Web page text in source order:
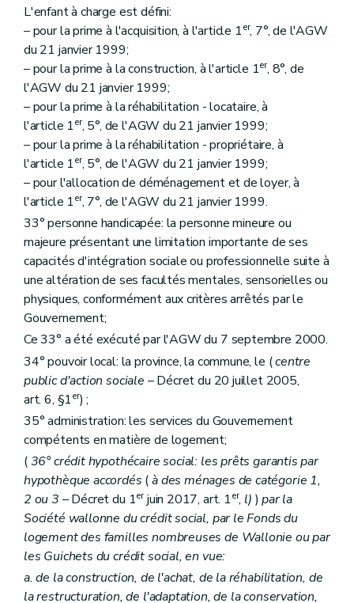
L'enfant à charge est défini:
– pour la prime à l'acquisition, à l'article 1er, 7°, de l'AGW
du 21 janvier 1999;
– pour la prime à la construction, à l'article 1er, 8°, de
l'AGW du 21 janvier 1999;
– pour la prime à la réhabilitation - locataire, à
l'article 1er, 5°, de l'AGW du 21 janvier 1999;
– pour la prime à la réhabilitation - propriétaire, à
l'article 1er, 5°, de l'AGW du 21 janvier 1999;
– pour l'allocation de déménagement et de loyer, à
l'article 1er, 7°, de l'AGW du 21 janvier 1999.
33° personne handicapée: la personne mineure ou
majeure présentant une limitation importante de ses
capacités d'intégration sociale ou professionnelle suite à
une altération de ses facultés mentales, sensorielles ou
physiques, conformément aux critères arrêtés par le
Gouvernement;
Ce 33° a été exécuté par l'AGW du 7 septembre 2000.
34° pouvoir local: la province, la commune, le (centre
public d'action sociale – Décret du 20 juillet 2005,
art. 6, §1er) ;
35° administration: les services du Gouvernement
compétents en matière de logement;
(36° crédit hypothécaire social: les prêts garantis par
hypothèque accordés (à des ménages de catégorie 1,
2 ou 3 – Décret du 1erjuin 2017, art. 1er, l) )par la
Société wallonne du crédit social, par le Fonds du
logement des familles nombreuses de Wallonie ou par
les Guichets du crédit social, en vue:
a. de la construction, de l'achat, de la réhabilitation, de
la restructuration, de l'adaptation, de la conservation,